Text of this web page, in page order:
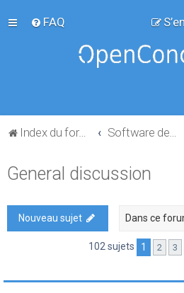
FAQ
Index du forum
General discussion
Nouveau sujet
102 sujets 1 2 3